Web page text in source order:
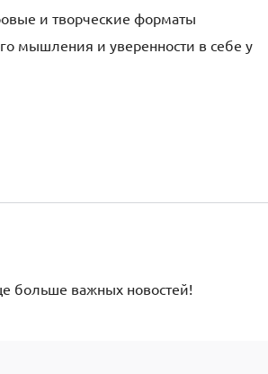
и творческие форматы
мышления и уверенности в себе у
больше важных новостей!